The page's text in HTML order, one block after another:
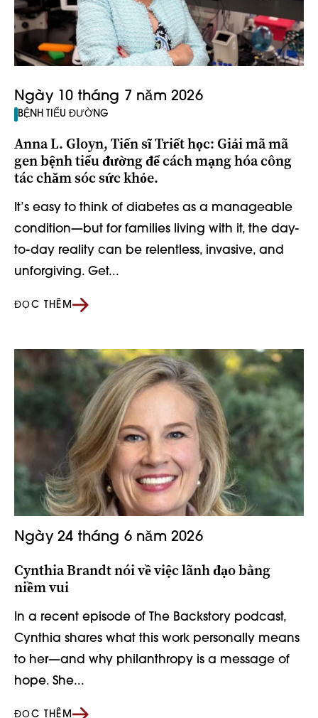
Ngày 10 tháng 7 năm 2026
BỆNH TIỂU ĐƯỜNG
Anna L. Gloyn, Tiến sĩ Triết học: Giải mã mã
gen bệnh tiểu đường để cách mạng hóa công
tác chăm sóc sức khỏe.
It’s easy to think of diabetes as a manageable
condition—but for families living with it, the day-
to-day reality can be relentless, invasive, and
unforgiving. Get...
ĐỌC THÊM
Ngày 24 tháng 6 năm 2026
Cynthia Brandt nói về việc lãnh đạo bằng
niềm vui
In a recent episode of The Backstory podcast,
Cynthia shares what this work personally means
to her—and why philanthropy is a message of
hope. She...
ĐỌC THÊM